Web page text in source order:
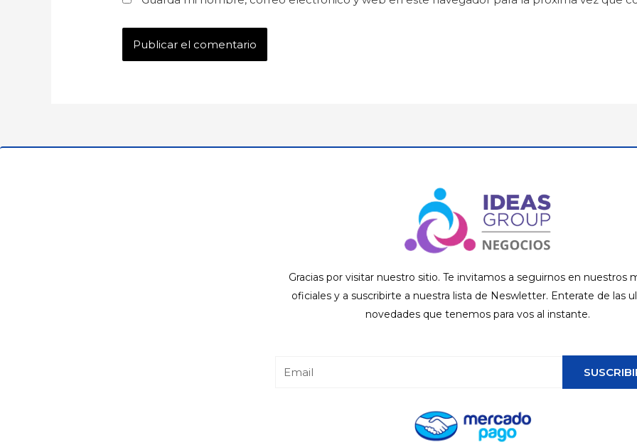
Gracias por visitar nuestro sitio. Te invitamos a seguirnos en nuestros
oficiales y a suscribirte a nuestra lista de Neswletter. Enterate de las
novedades que tenemos para vos al instante.